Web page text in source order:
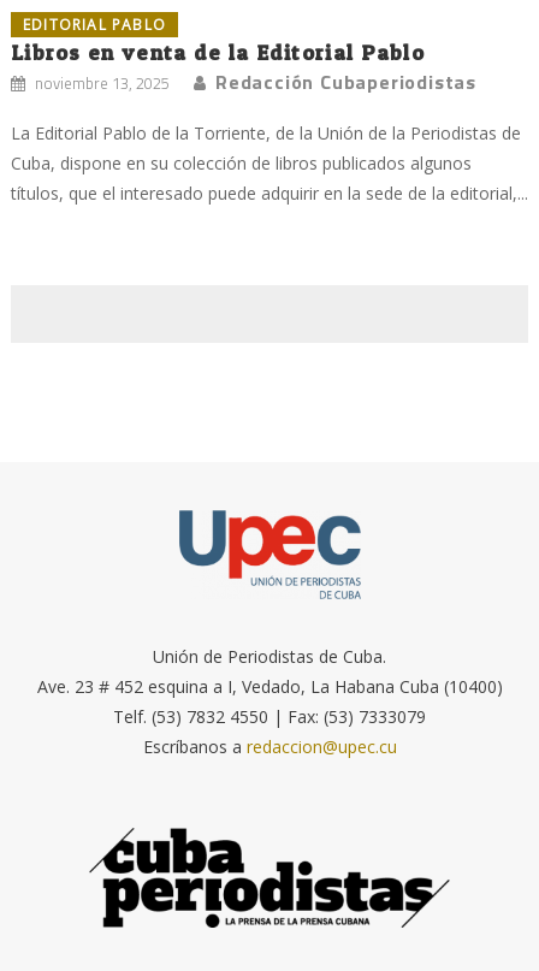
EDITORIAL PABLO
Libros en venta de la Editorial Pablo
noviembre 13, 2025 Redacción Cubaperiodistas
La Editorial Pablo de la Torriente, de la Unión de la Periodistas de
Cuba, dispone en su colección de libros publicados algunos
títulos, que el interesado puede adquirir en la sede de la editorial,...
Unión de Periodistas de Cuba.
Ave. 23 # 452 esquina a I, Vedado, La Habana Cuba (10400)
Telf. (53) 7832 4550 | Fax: (53) 7333079
Escríbanos a redaccion@upec.cu